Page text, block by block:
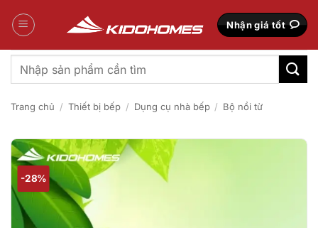
qua
Nhận giá tốt
Tìm
kiếm:
Trang chủ / Thiết bị bếp / Dụng cụ nhà bếp / Bộ nồi từ
-28%